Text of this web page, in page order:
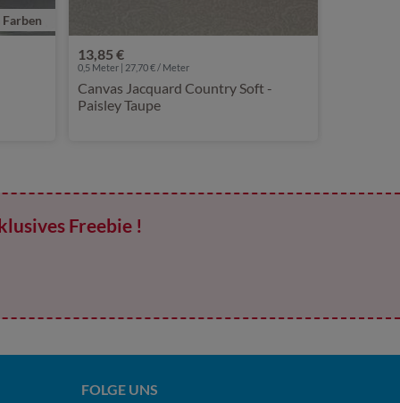
13,85 €
0,5 Meter | 27,70 € / Meter
Canvas Jacquard Country Soft -
Paisley Taupe
Freebie !
FOLGE UNS